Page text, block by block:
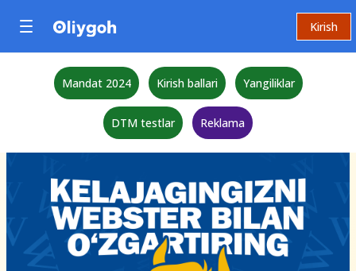
Kirish
Mandat 2024 Kirish ballari Yangiliklar
DTM testlar Reklama